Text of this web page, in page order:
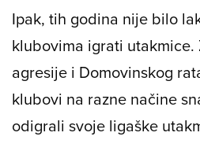
Ipak, tih godina nije bilo
klubovima igrati utakmice.
agresije i Domovinskog
klubovi na razne načine
odigrali svoje ligaške